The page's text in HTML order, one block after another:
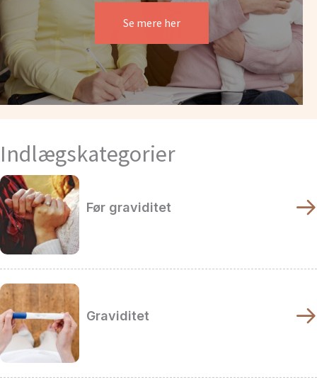
Se mere her
Indlægskategorier
Før graviditet
Graviditet